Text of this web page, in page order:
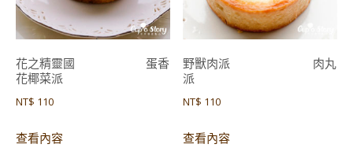
花之精靈國 蛋香
花椰菜派
NT$ 110
查看內容
野獸肉派 肉丸
派
NT$ 110
查看內容